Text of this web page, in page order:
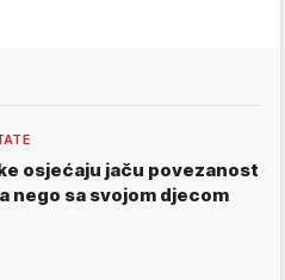
osjećaju jaču povezanost
nego sa svojom djecom